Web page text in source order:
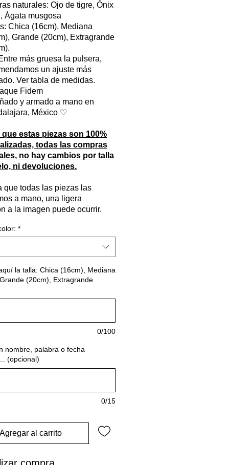
naturales: Ojo de tigre, Ónix
Ágata musgosa
Chica (16cm), Mediana
Grande (20cm), Extragrande
más gruesa la pulsera,
un ajuste más
Ver tabla de medidas.
Fidem
y armado a mano en
México ♡
que estas piezas son 100%
todas las compras
no hay cambios por talla
ni devoluciones.
que todas las piezas las
a mano, una ligera
a la imagen puede ocurrir.
*
la talla: Chica (16cm), Mediana
(20cm), Extragrande
0/100
nombre, palabra o fecha
(opcional)
0/15
Agregar al carrito